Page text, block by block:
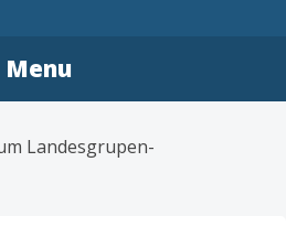
Menu
content
Landesgrupen-